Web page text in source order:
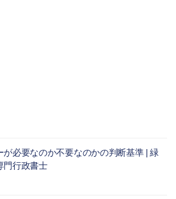
が必要なのか不要なのかの判断基準 | 緑
門行政書士